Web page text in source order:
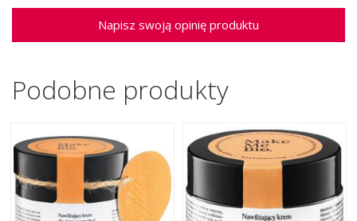
Napisz swoją opinię produktu
Podobne produkty